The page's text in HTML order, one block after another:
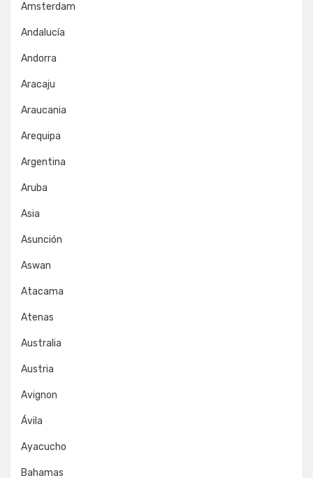
Amsterdam
Andalucía
Andorra
Aracaju
Araucania
Arequipa
Argentina
Aruba
Asia
Asunción
Aswan
Atacama
Atenas
Australia
Austria
Avignon
Ávila
Ayacucho
Bahamas